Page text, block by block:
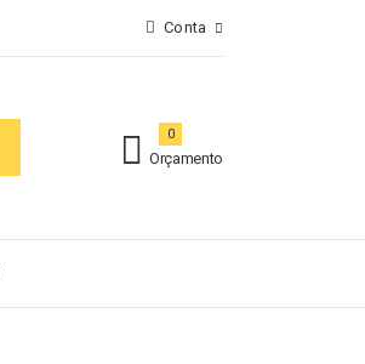
Conta
Orçamento
0